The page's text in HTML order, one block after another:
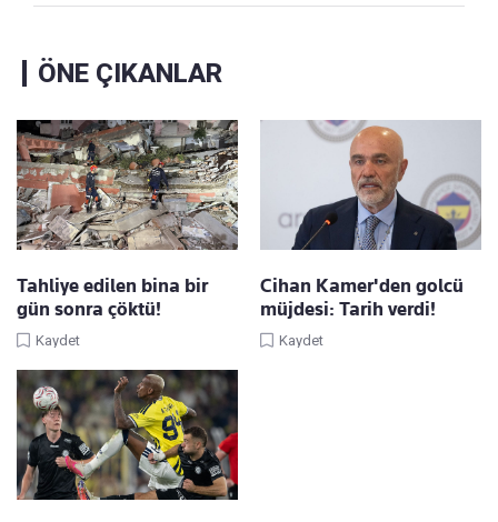
ÖNE ÇIKANLAR
Tahliye edilen bina bir
gün sonra çöktü!
Kaydet
Cihan Kamer'den golcü
müjdesi: Tarih verdi!
Kaydet